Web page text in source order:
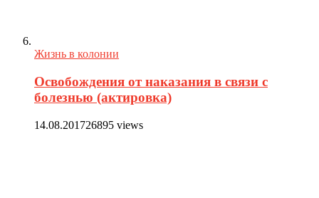
Жизнь в колонии
Освобождения от наказания в связи с
болезнью (актировка)
14.08.201726895 views